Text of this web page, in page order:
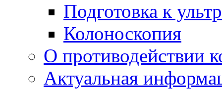
Подготовка к
Колоноскопия
О противодействии
Актуальная